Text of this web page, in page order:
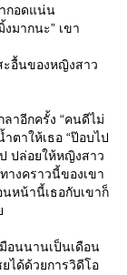
กอดแน่น
มากนะ” เขา
ะอื้นของหญิงสาว
าอีกครั้ง “คนดีไม่
ตาให้เธอ “ป๊อบไป
ปล่อยให้หญิงสาว
งคราวนี้ของเขา
หน้านี้เธอกับเขาก็
อนนานเป็นเดือน
ได้ด้วยการวิดีโอ